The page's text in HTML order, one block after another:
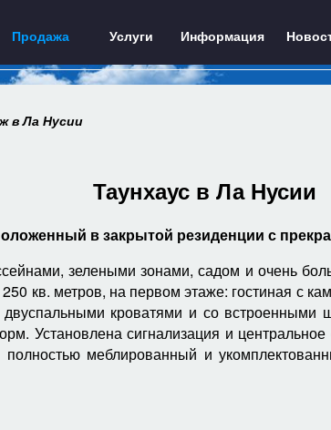
Продажа Услуги Информация
в Ла Нусии
Таунхаус в Ла Нусии
в закрытой резиденции с
зелеными зонами, садом и очень
кв. метров, на первом этаже: гостиная с
кроватями и со
Установлена сигнализация и
меблированный и